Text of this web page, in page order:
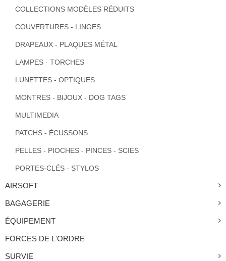
COLLECTIONS MODÈLES RÉDUITS
COUVERTURES - LINGES
DRAPEAUX - PLAQUES MÉTAL
LAMPES - TORCHES
LUNETTES - OPTIQUES
MONTRES - BIJOUX - DOG TAGS
MULTIMEDIA
PATCHS - ÉCUSSONS
PELLES - PIOCHES - PINCES - SCIES
PORTES-CLÉS - STYLOS
AIRSOFT
BAGAGERIE
ÉQUIPEMENT
FORCES DE L'ORDRE
SURVIE